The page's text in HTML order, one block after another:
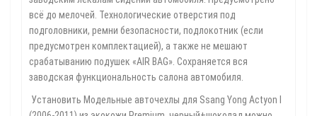
всё до мелочей. Технологические отверстия под
подголовники, ремни безопасности, подлокотник (если
предусмотрен комплектацией), а также не мешают
срабатыванию подушек «AIR BAG». Сохраняется вся
заводская функциональность салона автомобиля.
Установить Модельные авточехлы для Ssang Yong Actyon I